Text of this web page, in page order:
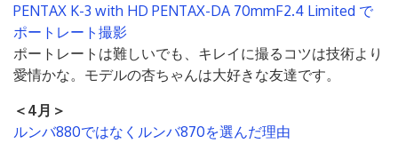
PENTAX K-3 with HD PENTAX-DA 70mmF2.4 Limited で
ポートレート撮影
ポートレートは難しいでも、キレイに撮るコツは技術より
愛情かな。モデルの杏ちゃんは大好きな友達です。
＜4月＞
ルンバ880ではなくルンバ870を選んだ理由